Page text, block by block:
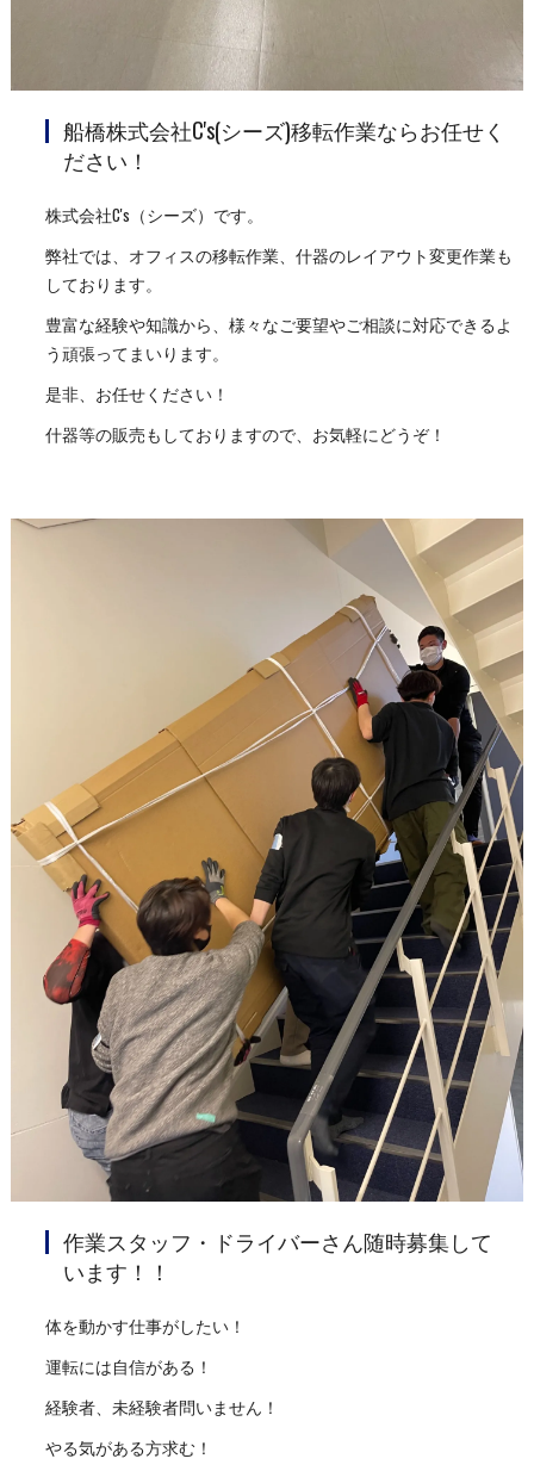
船橋株式会社C's(シーズ)移転作業ならお任せく
ださい！
株式会社C's（シーズ）です。
弊社では、オフィスの移転作業、什器のレイアウト変更作業も
しております。
豊富な経験や知識から、様々なご要望やご相談に対応できるよ
う頑張ってまいります。
是非、お任せください！
什器等の販売もしておりますので、お気軽にどうぞ！
作業スタッフ・ドライバーさん随時募集して
います！！
体を動かす仕事がしたい！
運転には自信がある！
経験者、未経験者問いません！
やる気がある方求む！